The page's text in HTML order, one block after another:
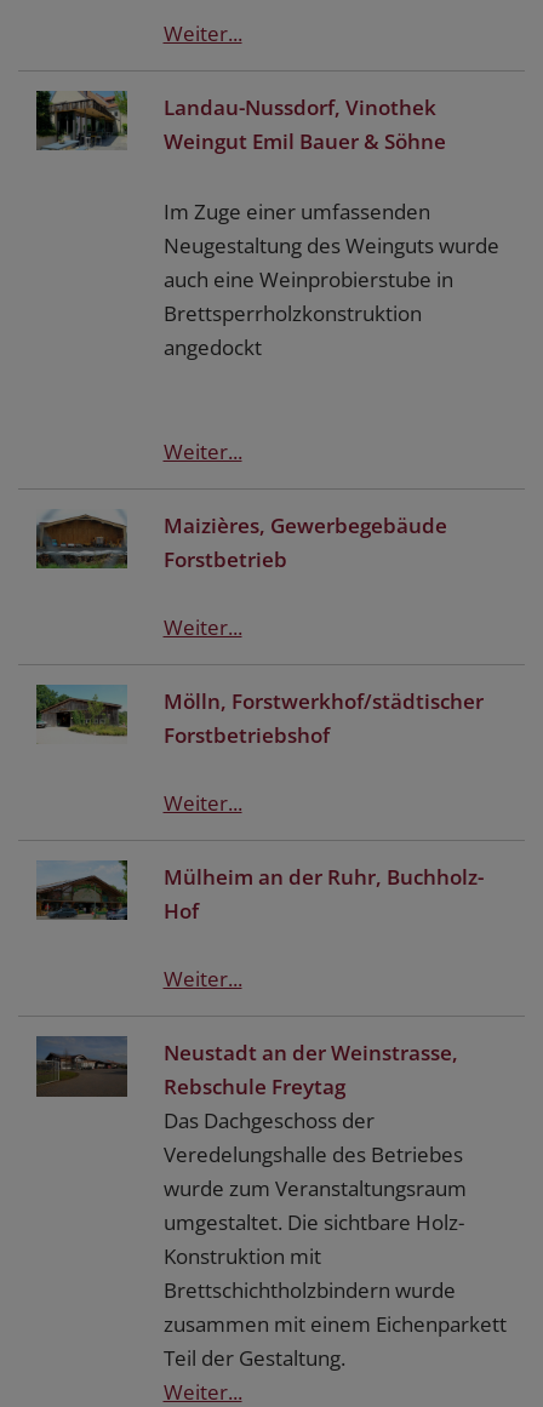
Weiter...
Landau-Nussdorf, Vinothek
Weingut Emil Bauer & Söhne
Im Zuge einer umfassenden
Neugestaltung des Weinguts wurde
auch eine Weinprobierstube in
Brettsperrholzkonstruktion
angedockt
Weiter...
Maizières, Gewerbegebäude
Forstbetrieb
Weiter...
Mölln, Forstwerkhof/städtischer
Forstbetriebshof
Weiter...
Mülheim an der Ruhr, Buchholz-
Hof
Weiter...
Neustadt an der Weinstrasse,
Rebschule Freytag
Das Dachgeschoss der
Veredelungshalle des Betriebes
wurde zum Veranstaltungsraum
umgestaltet. Die sichtbare Holz-
Konstruktion mit
Brettschichtholzbindern wurde
zusammen mit einem Eichenparkett
Teil der Gestaltung.
Weiter...